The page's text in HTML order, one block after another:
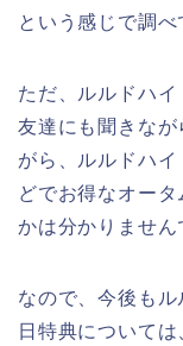
という感じで調べ
ただ、ルルドハ
友達にも聞きな
がら、ルルドハ
どでお得なオー
かは分かりません
なので、今後も
日特典について